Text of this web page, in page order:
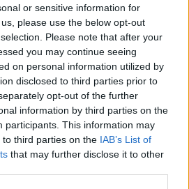
or sensitive information for
please use the below opt-out
Please note that after your
you may continue seeing
on personal information utilized by
disclosed to third parties prior to
opt-out of the further
information by third parties on the
participants. This information may
third parties on the IAB’s List of
that may further disclose it to other
ο καθηγητής Χημείας
Καραπάντσιοςσημείωσε
ασθενείς
και πενταπλάσιοι στη
ότι ο κίνδυνος
στους ασυμπτωματικούς
ιό χωρίς να το
ή